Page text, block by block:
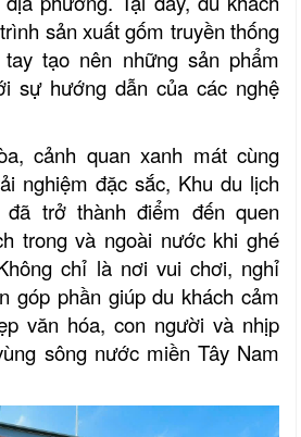
sản xuất gốm truyền thống
tạo nên những sản phẩm
sự hướng dẫn của các nghệ
cảnh quan xanh mát cùng
nghiệm đặc sắc, Khu du lịch
trở thành điểm đến quen
trong và ngoài nước khi ghé
chỉ là nơi vui chơi, nghỉ
góp phần giúp du khách cảm
văn hóa, con người và nhịp
sông nước miền Tây Nam